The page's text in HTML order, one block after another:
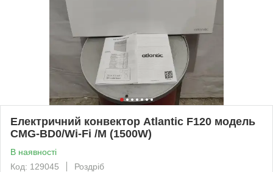
Електричний конвектор Atlantic F120 модель
CMG-BD0/Wi-Fi /M (1500W)
В наявності
Код: 129045
Роздріб